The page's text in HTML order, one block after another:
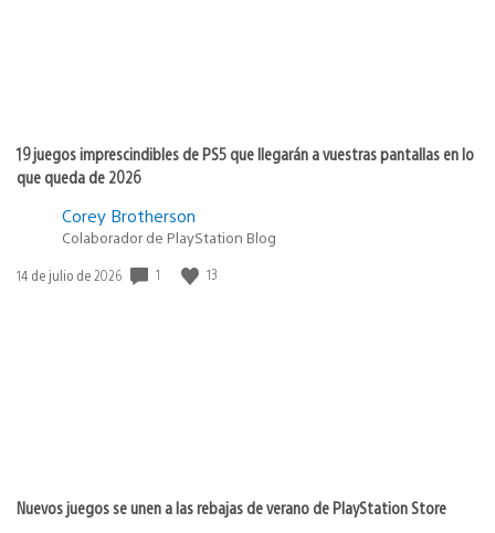
19 juegos imprescindibles de PS5 que llegarán a vuestras pantallas en lo
que queda de 2026
Corey Brotherson
Colaborador de PlayStation Blog
Fecha
14 de julio de 2026 1 13
Nuevos juegos se unen a las rebajas de verano de PlayStation Store